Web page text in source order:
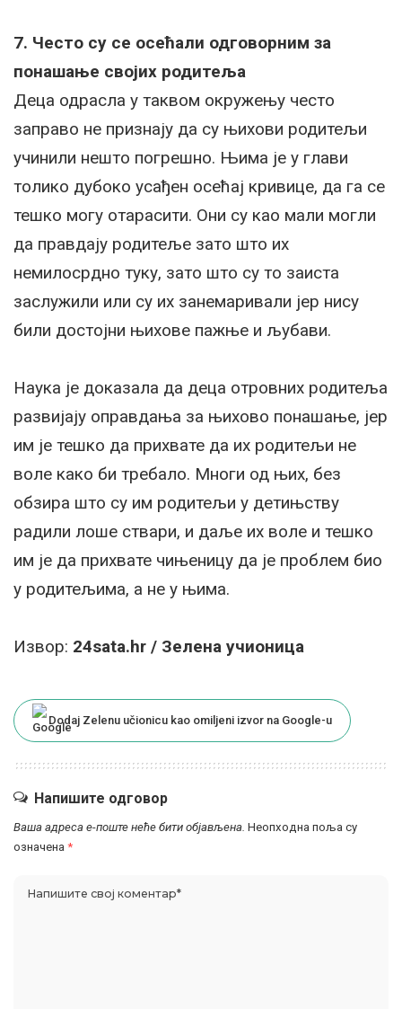
7. Често су се осећали одговорним за
понашање својих родитеља
Деца одрасла у таквом окружењу често
заправо не признају да су њихови родитељи
учинили нешто погрешно. Њима је у глави
толико дубоко усађен осећај кривице, да га се
тешко могу отарасити. Они су као мали могли
да правдају родитеље зато што их
немилосрдно туку, зато што су то заиста
заслужили или су их занемаривали јер нису
били достојни њихове пажње и љубави.
Наука је доказала да деца отровних родитеља
развијају оправдања за њихово понашање, јер
им је тешко да прихвате да их родитељи не
воле како би требало. Многи од њих, без
обзира што су им родитељи у детињству
радили лоше ствари, и даље их воле и тешко
им је да прихвате чињеницу да је проблем био
у родитељима, а не у њима.
Извор: 24sata.hr / Зелена учионица
Dodaj Zelenu učionicu kao omiljeni izvor na Google-u
Напишите одговор
Ваша адреса е-поште неће бити објављена. Неопходна поља су
означена *